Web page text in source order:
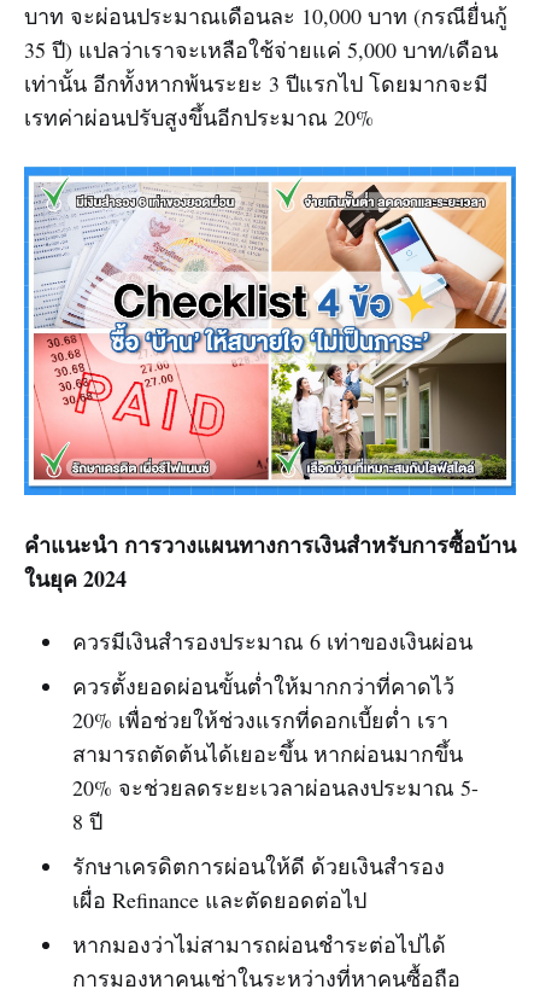
บาท จะผ่อนประมาณเดือนละ 10,000 บาท (กรณียื่นกู้
35 ปี) แปลว่าเราจะเหลือใช้จ่ายแค่ 5,000 บาท/เดือน
เท่านั้น อีกทั้งหากพ้นระยะ 3 ปีแรกไป โดยมากจะมี
เรทค่าผ่อนปรับสูงขึ้นอีกประมาณ 20%
คำแนะนำ การวางแผนทางการเงินสำหรับการซื้อบ้าน
ในยุค 2024
ควรมีเงินสำรองประมาณ 6 เท่าของเงินผ่อน
ควรตั้งยอดผ่อนขั้นต่ำให้มากกว่าที่คาดไว้
20% เพื่อช่วยให้ช่วงแรกที่ดอกเบี้ยต่ำ เรา
สามารถตัดต้นได้เยอะขึ้น หากผ่อนมากขึ้น
20% จะช่วยลดระยะเวลาผ่อนลงประมาณ 5-
8 ปี
รักษาเครดิตการผ่อนให้ดี ด้วยเงินสำรอง
เผื่อ Refinance และตัดยอดต่อไป
หากมองว่าไม่สามารถผ่อนชำระต่อไปได้
การมองหาคนเช่าในระหว่างที่หาคนซื้อถือ